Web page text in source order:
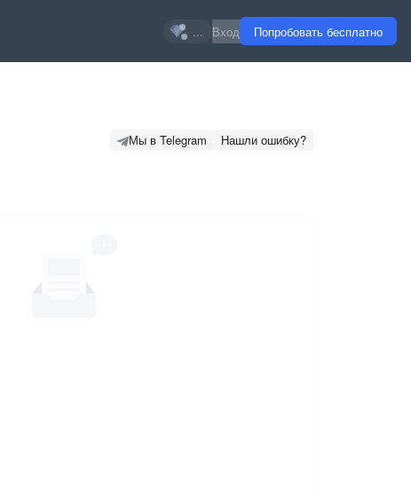
... Вход Попробовать бесплатно
Мы в Telegram Нашли ошибку?